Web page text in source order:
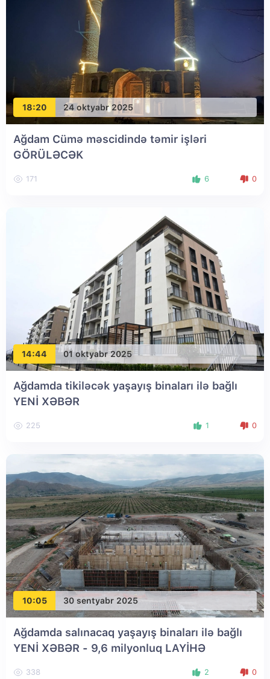
18:20 24 oktyabr 2025
Ağdam Cümə məscidində təmir işləri
GÖRÜLƏCƏK
171 6 0
14:44 01 oktyabr 2025
Ağdamda tikiləcək yaşayış binaları ilə bağlı
YENİ XƏBƏR
225 1 0
10:05 30 sentyabr 2025
Ağdamda salınacaq yaşayış binaları ilə bağlı
YENİ XƏBƏR - 9,6 milyonluq LAYİHƏ
338 2 0